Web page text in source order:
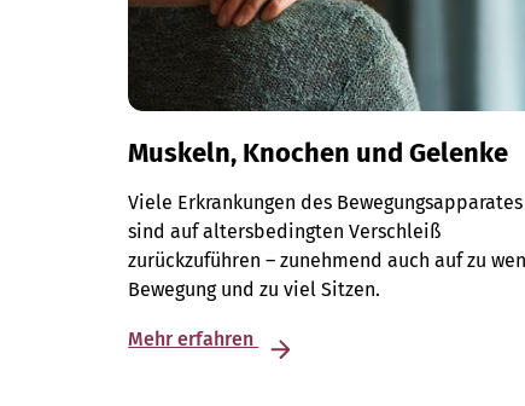
Muskeln, Knochen und Gelenke
Viele Erkrankungen des Bewegungsapparates
sind auf altersbedingten Verschleiß
zurückzuführen – zunehmend auch auf zu
Bewegung und zu viel Sitzen.
Mehr erfahren